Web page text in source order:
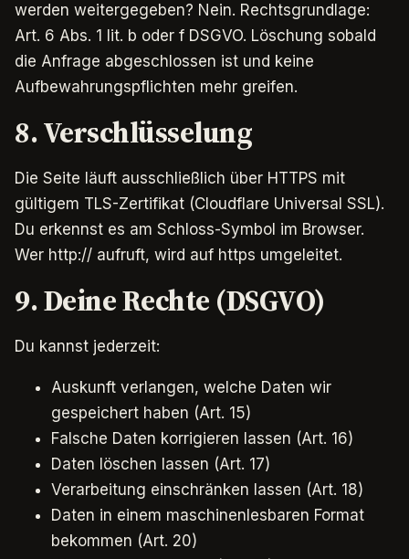
werden weitergegeben? Nein. Rechtsgrundlage:
Art. 6 Abs. 1 lit. b oder f DSGVO. Löschung sobald
die Anfrage abgeschlossen ist und keine
Aufbewahrungspflichten mehr greifen.
8. Verschlüsselung
Die Seite läuft ausschließlich über HTTPS mit
gültigem TLS-Zertifikat (Cloudflare Universal SSL).
Du erkennst es am Schloss-Symbol im Browser.
Wer http:// aufruft, wird auf https umgeleitet.
9. Deine Rechte (DSGVO)
Du kannst jederzeit:
Auskunft verlangen, welche Daten wir
gespeichert haben (Art. 15)
Falsche Daten korrigieren lassen (Art. 16)
Daten löschen lassen (Art. 17)
Verarbeitung einschränken lassen (Art. 18)
Daten in einem maschinenlesbaren Format
bekommen (Art. 20)